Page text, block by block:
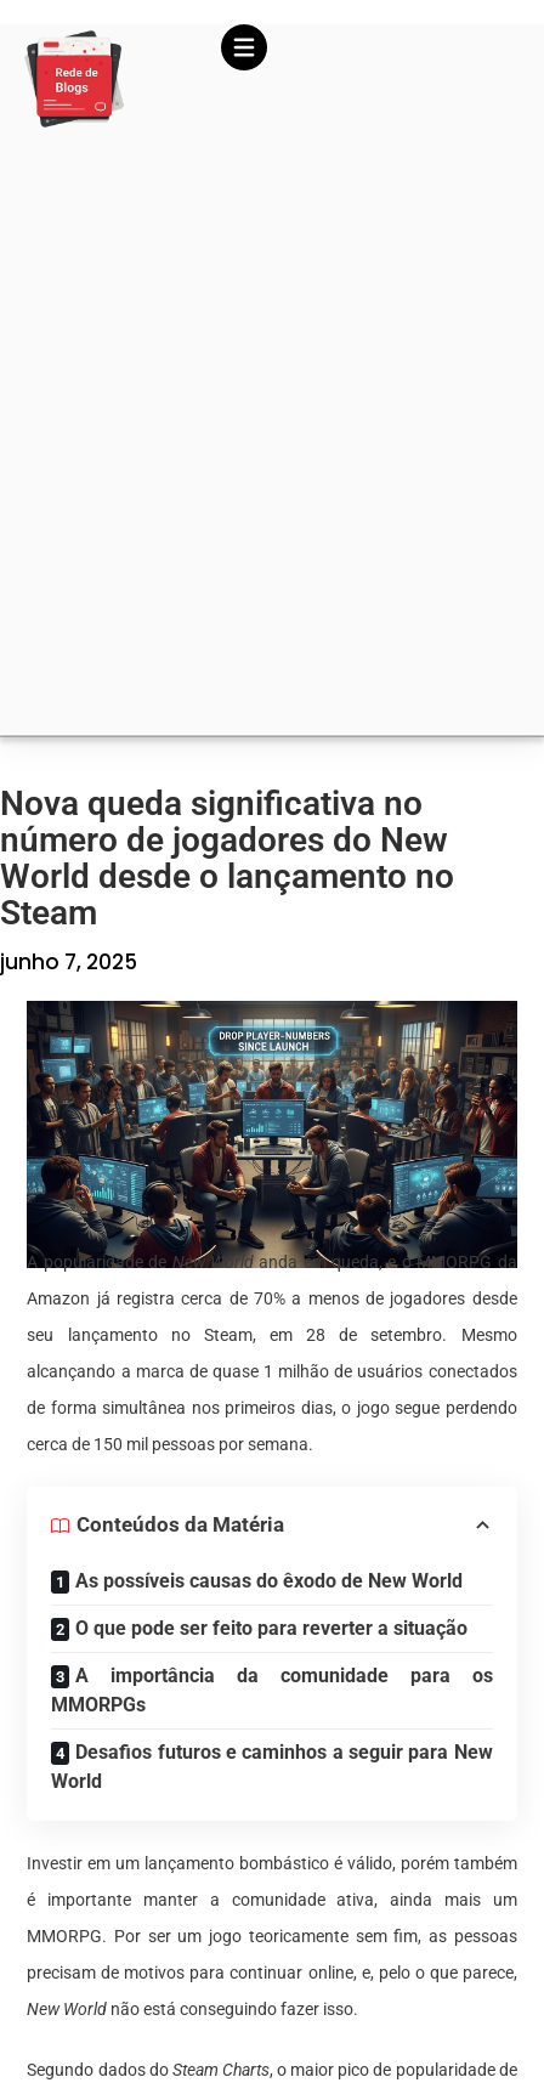
Nova queda significativa no
número de jogadores do New
World desde o lançamento no
Steam
junho 7, 2025
A popularidade de New Worldanda em queda, e o MMORPG da
Amazon já registra cerca de 70% a menos de jogadores desde
seu lançamento no Steam, em 28 de setembro. Mesmo
alcançando a marca de quase 1 milhão de usuários conectados
de forma simultânea nos primeiros dias, o jogo segue perdendo
cerca de 150 mil pessoas por semana.
Conteúdos da Matéria
As possíveis causas do êxodo de New World
O que pode ser feito para reverter a situação
A importância da comunidade para os
MMORPGs
Desafios futuros e caminhos a seguir para New
World
Investir em um lançamento bombástico é válido, porém também
é importante manter a comunidade ativa, ainda mais um
MMORPG. Por ser um jogo teoricamente sem fim, as pessoas
precisam de motivos para continuar online, e, pelo o que parece,
New World não está conseguindo fazer isso.
Segundo dados doSteam Charts, o maior pico de popularidade de